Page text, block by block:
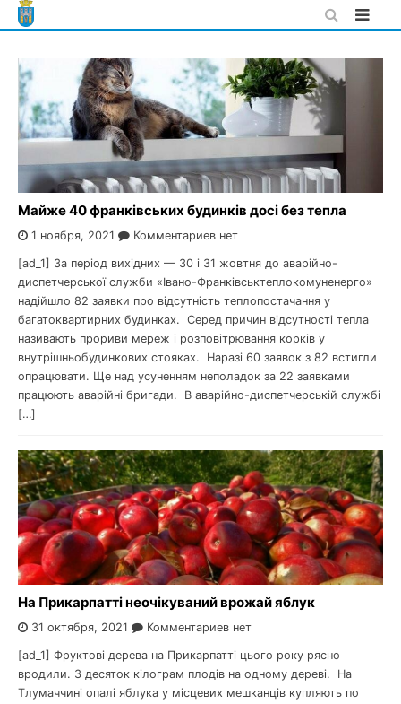
Skip
to
Майже 40 франківських будинків досі без тепла
1 ноября, 2021 Комментариев нет
[ad_1] За період вихідних — 30 і 31 жовтня до аварійно-
диспетчерської служби «Івано-Франківськтеплокомуненерго»
надійшло 82 заявки про відсутність теплопостачання у
багатоквартирних будинках. Серед причин відсутності тепла
називають прориви мереж і розповітрювання корків у
внутрішньобудинкових стояках. Наразі 60 заявок з 82 встигли
опрацювати. Ще над усуненням неполадок за 22 заявками
працюють аварійні бригади. В аварійно-диспетчерській службі
[…]
На Прикарпатті неочікуваний врожай яблук
31 октября, 2021 Комментариев нет
[ad_1] Фруктові дерева на Прикарпатті цього року рясно
вродили. З десяток кілограм плодів на одному дереві. На
Тлумаччині опалі яблука у місцевих мешканців купляють по